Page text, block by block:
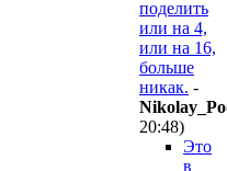
поделить
или на 4,
или на 16,
больше
никак. -
Nikolay_Po
20:48)
Это
в